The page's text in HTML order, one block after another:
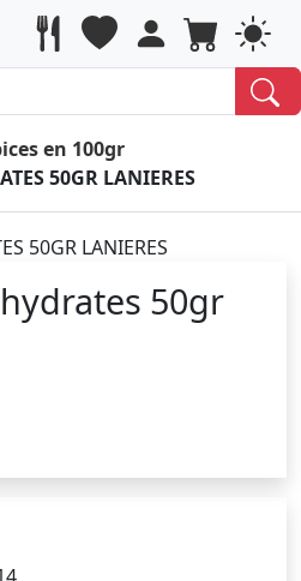
en 100gr
50GR LANIERES
50gr